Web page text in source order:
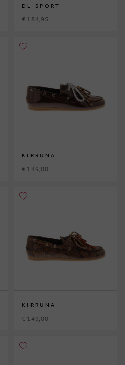
DL SPORT
€ 184,95
KIRRUNA
€ 149,00
KIRRUNA
€ 149,00